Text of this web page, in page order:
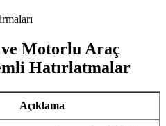
Motorlu Araç
Hatırlatmalar
Açıklama